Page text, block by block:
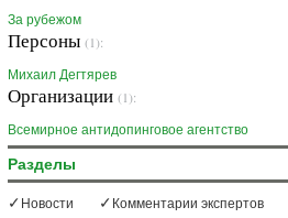
За рубежом
Персоны (1):
Михаил Дегтярев
Организации (1):
Всемирное антидопинговое агентство
Разделы
Новости Комментарии экспертов